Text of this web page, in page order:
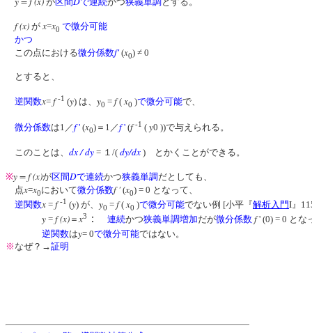
f (x) が x=x0 で微分可能
かつ
この点における微分係数f' (x0) ≠ 0
とすると、
逆関数x= f-1 (y) は、 y0 = f(x0 )で微分可能で、
微分係数は1／f' (x0)＝1／f' (f -1 ( y0 ))で与えられる。
このことは、 dx / dy = １/( dy/dx ) とかくことができる。
※y = f (x)が区間Dで連続かつ狭義単調だとしても、
点x=x0において微分係数f ' (x0) = 0 となって、
逆関数x = f-1 (y) が、 y0 = f(x0 )で微分可能でない例 [小平『解析入門I』
y = f (x) ＝x3 ： 連続かつ狭義単調増加だが微分係数 f' (0) = 0 とな
逆関数はy= 0で微分可能ではない。
※ なぜ？→証明